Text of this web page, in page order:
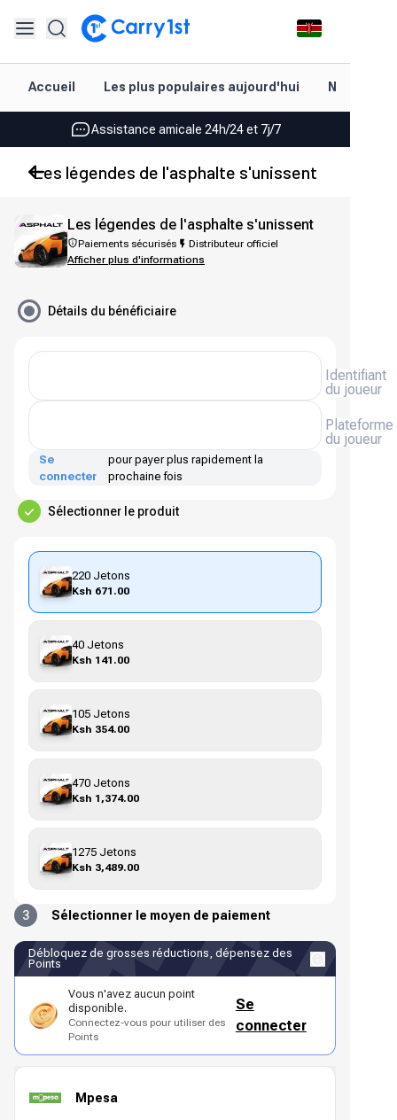
Accueil Les plus populaires aujourd'hui
Les meilleures offres pour vos meilleurs jeux
Assistance amicale 24h/24 et 7j/7
Noté 4,45 sur Google Play et l'App Store
Les meilleures offres pour vos meilleurs jeux
Noté 4,45 sur Google Play et l'App Store
Les légendes de l'asphalte s'unissent
Les légendes de l'asphalte s'unissent
Paiements sécurisés
Distributeur officiel
Afficher plus d'informations
Détails du bénéficiaire
Identifiant
du joueur
Plateforme
du joueur
Se
connecter
pour payer plus rapidement la
prochaine fois
Sélectionner le produit
220 Jetons
Ksh 671.00
40 Jetons
Ksh 141.00
105 Jetons
Ksh 354.00
470 Jetons
Ksh 1,374.00
1275 Jetons
Ksh 3,489.00
3 Sélectionner le moyen de paiement
Débloquez de grosses réductions, dépensez des
Points
Vous n'avez aucun point
disponible.
Connectez-vous pour utiliser des
Points
Se
connecter
Mpesa